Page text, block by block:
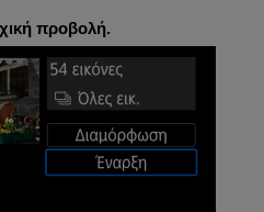
προβολή.